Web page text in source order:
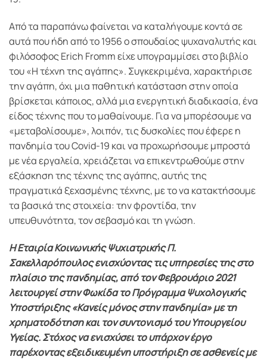
Από τα παραπάνω φαίνεται να καταλήγουμε κοντά σε
αυτά που ήδη από το 1956 ο σπουδαίος ψυχαναλυτής και
φιλόσοφος Erich Fromm είχε υπογραμμίσει στο βιβλίο
του «Η τέχνη της αγάπης». Συγκεκριμένα, χαρακτήρισε
την αγάπη, όχι μια παθητική κατάσταση στην οποία
βρίσκεται κάποιος, αλλά μια ενεργητική διαδικασία, ένα
είδος τέχνης που το μαθαίνουμε. Για να μπορέσουμε να
«μεταβολίσουμε», λοιπόν, τις δυσκολίες που έφερε η
πανδημία του Covid-19 και να προχωρήσουμε μπροστά
με νέα εργαλεία, χρειάζεται να επικεντρωθούμε στην
εξάσκηση της τέχνης της αγάπης, αυτής της
πραγματικά ξεχασμένης τέχνης, με το να κατακτήσουμε
τα βασικά της στοιχεία: την φροντίδα, την
υπευθυνότητα, τον σεβασμό και τη γνώση.
Η Εταιρία Κοινωνικής Ψυχιατρικής Π.
Σακελλαρόπουλος ενισχύοντας τις υπηρεσίες της στο
πλαίσιο της πανδημίας, από τον Φεβρουάριο 2021
λειτουργεί στην Φωκίδα το Πρόγραμμα Ψυχολογικής
Υποστήριξης «Κανείς μόνος στην πανδημία» με τη
χρηματοδότηση και τον συντονισμό του Υπουργείου
Υγείας. Στόχος να ενισχύσει το υπάρχον έργο
παρέχοντας εξειδικευμένη υποστήριξη σε ασθενείς με